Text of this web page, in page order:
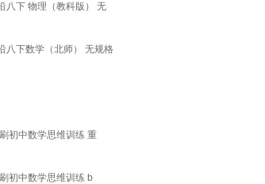
八下 物理（教科版） 无
八下数学（北师） 无规格
初中数学思维训练 重
初中数学思维训练 b